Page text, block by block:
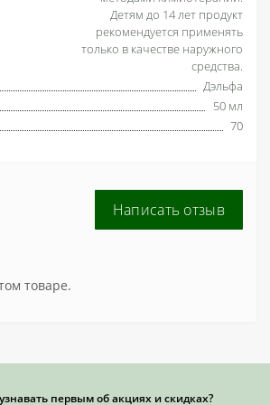
Детям до 14 лет продукт
рекомендуется применять
только в качестве наружного
средства.
Дэльфа
50 мл
70
Написать отзыв
товаре.
первым об акциях и скидках?